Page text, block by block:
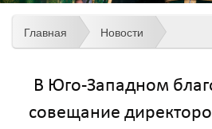
Главная Новости
В Юго-Западном
совещание